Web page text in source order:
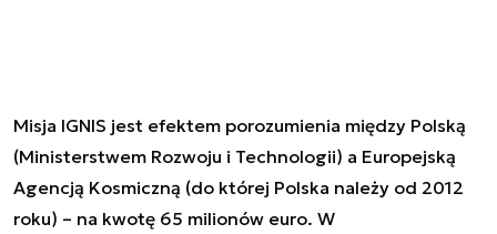
Misja IGNIS jest efektem porozumienia między Polską
(Ministerstwem Rozwoju i Technologii) a Europejską
Agencją Kosmiczną (do której Polska należy od 2012
roku) – na kwotę 65 milionów euro. W